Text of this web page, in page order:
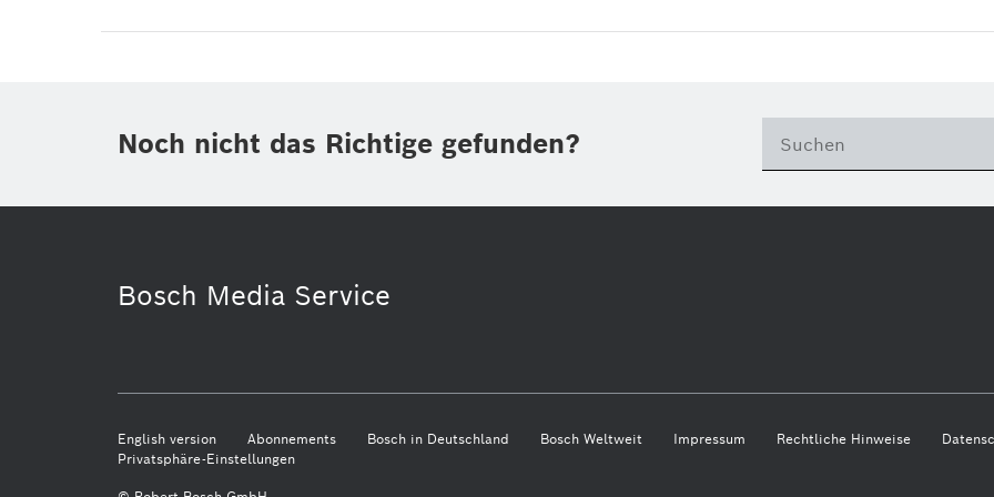
Noch nicht das Richtige gefunden?
Bosch Media Service
English version Abonnements Bosch in Deutschland Bosch Weltweit Impressum Rechtliche Hinweise
Privatsphäre-Einstellungen